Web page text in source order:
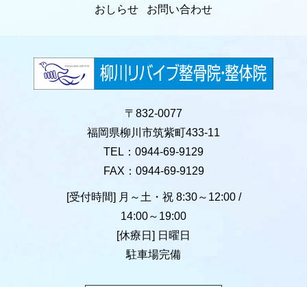
おしらせ
お問い合わせ
〒832-0077
福岡県柳川市筑紫町433-11
TEL：0944-69-9129
FAX：0944-69-9129
[受付時間] 月～土・祝 8:30～12:00 /
14:00～19:00
[休療日] 日曜日
駐車場完備